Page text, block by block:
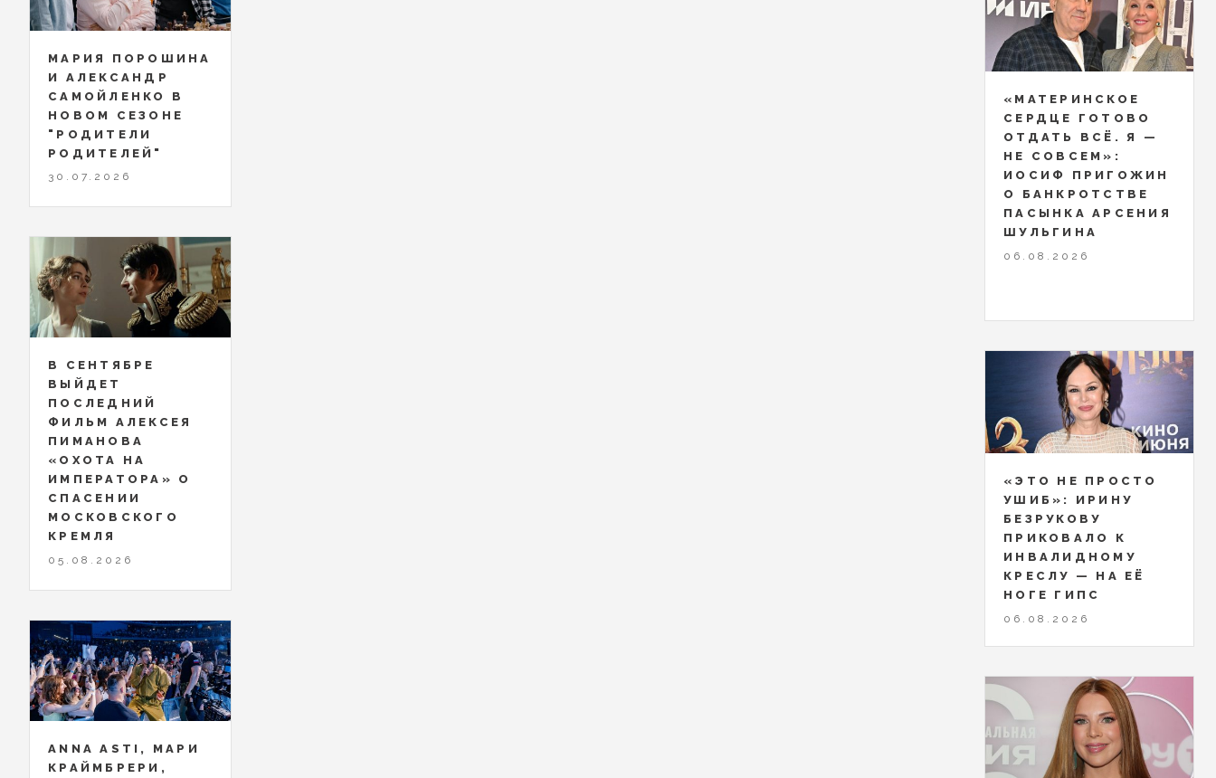
МАРИЯ ПОРОШИНА
И АЛЕКСАНДР
САМОЙЛЕНКО В
НОВОМ СЕЗОНЕ
"РОДИТЕЛИ
РОДИТЕЛЕЙ"
30.07.2026
В СЕНТЯБРЕ
ВЫЙДЕТ
ПОСЛЕДНИЙ
ФИЛЬМ АЛЕКСЕЯ
ПИМАНОВА
«ОХОТА НА
ИМПЕРАТОРА» О
СПАСЕНИИ
МОСКОВСКОГО
КРЕМЛЯ
05.08.2026
ANNA ASTI, МАРИ
КРАЙМБРЕРИ,
«МАТЕРИНСКОЕ
СЕРДЦЕ ГОТОВО
ОТДАТЬ ВСЁ. Я —
НЕ СОВСЕМ»:
ИОСИФ ПРИГОЖИН
О БАНКРОТСТВЕ
ПАСЫНКА АРСЕНИЯ
ШУЛЬГИНА
06.08.2026
«ЭТО НЕ ПРОСТО
УШИБ»: ИРИНУ
БЕЗРУКОВУ
ПРИКОВАЛО К
ИНВАЛИДНОМУ
КРЕСЛУ — НА ЕЁ
НОГЕ ГИПС
06.08.2026